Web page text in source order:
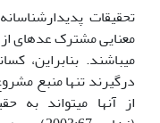
تحقیقات
معنایی مشترک عده­ای
می­باشند. بنابراین،
درگیرند تنها منبع
از آن­ها می­تواند به